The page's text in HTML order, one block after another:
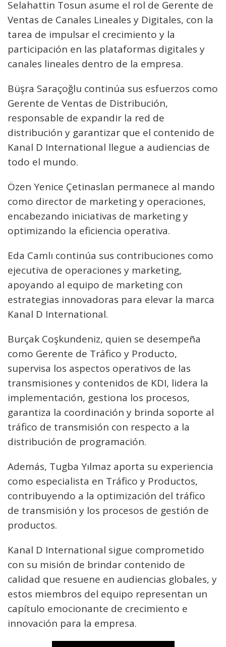
Selahattin Tosun asume el rol de Gerente de
Ventas de Canales Lineales y Digitales, con la
tarea de impulsar el crecimiento y la
participación en las plataformas digitales y
canales lineales dentro de la empresa.
Büşra Saraçoğlu continúa sus esfuerzos como
Gerente de Ventas de Distribución,
responsable de expandir la red de
distribución y garantizar que el contenido de
Kanal D International llegue a audiencias de
todo el mundo.
Özen Yenice Çetinaslan permanece al mando
como director de marketing y operaciones,
encabezando iniciativas de marketing y
optimizando la eficiencia operativa.
Eda Camlı continúa sus contribuciones como
ejecutiva de operaciones y marketing,
apoyando al equipo de marketing con
estrategias innovadoras para elevar la marca
Kanal D International.
Burçak Coşkundeniz, quien se desempeña
como Gerente de Tráfico y Producto,
supervisa los aspectos operativos de las
transmisiones y contenidos de KDI, lidera la
implementación, gestiona los procesos,
garantiza la coordinación y brinda soporte al
tráfico de transmisión con respecto a la
distribución de programación.
Además, Tugba Yılmaz aporta su experiencia
como especialista en Tráfico y Productos,
contribuyendo a la optimización del tráfico
de transmisión y los procesos de gestión de
productos.
Kanal D International sigue comprometido
con su misión de brindar contenido de
calidad que resuene en audiencias globales, y
estos miembros del equipo representan un
capítulo emocionante de crecimiento e
innovación para la empresa.